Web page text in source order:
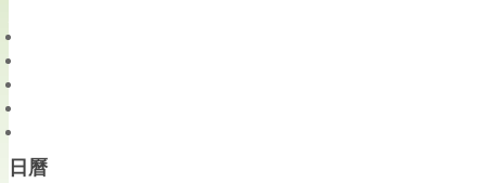
日曆